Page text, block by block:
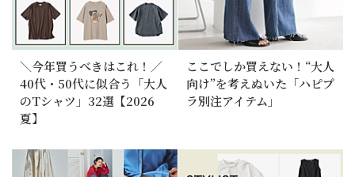
＼今年買うべきはこれ！／
40代・50代に似合う「大人
のTシャツ」32選【2026
夏】
ここでしか買えない！“大人
向け”を考えぬいた「ハピプ
ラ別注アイテム」